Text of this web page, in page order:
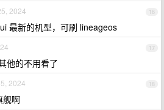
16
2024
最新的机型，可刷 lineageos
17
他的不用看了
18
2024
舰啊